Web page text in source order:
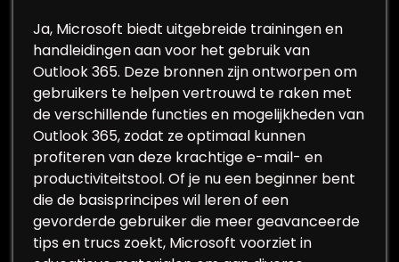
Ja, Microsoft biedt uitgebreide trainingen en
handleidingen aan voor het gebruik van
Outlook 365. Deze bronnen zijn ontworpen om
gebruikers te helpen vertrouwd te raken met
de verschillende functies en mogelijkheden van
Outlook 365, zodat ze optimaal kunnen
profiteren van deze krachtige e-mail- en
productiviteitstool. Of je nu een beginner bent
die de basisprincipes wil leren of een
gevorderde gebruiker die meer geavanceerde
tips en trucs zoekt, Microsoft voorziet in